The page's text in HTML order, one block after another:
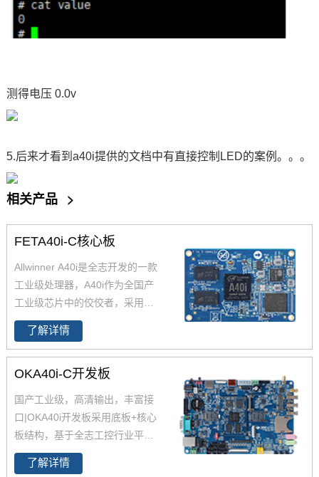
测得电压 0.0v
5.后来才看到a40i提供的文档中有直接控制LED的案例。。。
相关产品 >
FETA40i-C核心板
Allwinner A40i是全志开发的一款
工业级处理器，A40i作为全国产
工业级芯片中的佼佼者，采用更
低功耗的4核ARM Cortex-A7架
构,工作温度-40-85℃,是一款高性
能低功耗超高性能CPU主芯片。
飞凌嵌入式深度研究全志A40i芯
的一系列全国产工业级嵌入式计
A40i工控板、 A40i开发板。
了解详情
OKA40i-C开发板
国产工业级，高清输出，丰富接
口|OKA40i开发板采用底板+核心
板结构，基于全志工控行业平台
级处理器四核Cortex-A7 A40i设
计，主频1.2GHz，集成MAli400
了解详情